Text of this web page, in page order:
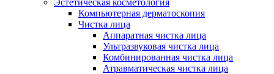
Эстетическая косметология
Компьютерная дерматоскопия
Чистка лица
Аппаратная чистка лица
Ультразвуковая чистка лица
Комбинированная чистка лица
Атравматическая чистка лица